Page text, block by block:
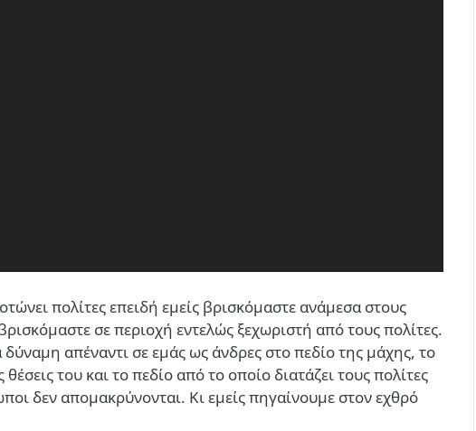
πολίτες επειδή εμείς βρισκόμαστε ανάμεσα στους
σε περιοχή εντελώς ξεχωριστή από τους πολίτες.
απέναντι σε εμάς ως άνδρες στο πεδίο της μάχης, το
του και το πεδίο από το οποίο διατάζει τους πολίτες
δεν απομακρύνονται. Κι εμείς πηγαίνουμε στον εχθρό